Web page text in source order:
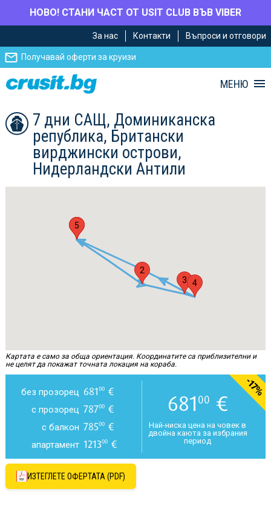
НОВО! СТАНИ ЧАСТ ОТ USIT CLUB ВЪВ VIBER
главното
съдържание
Навигацията
За нас Контакти Въпроси и отговори
Получавай оферти за круизи
МЕНЮ
7 дни САЩ, Доминиканска
република, Британски
вирджински острови,
Нидерландски Антили
1
2
3
4
5
Картата е само за обща ориентация. Координатите са приблизителни и
не целят да покажат точната локация на кораба.
без прозорец 68100€
с прозорец 78700€
с балкон 78500€
апартамент 121300€
681 00 €
Най-ниска цена на човек в
двойна каюта за избрания
период
-17%
ИЗТЕГЛЕТЕ ОФЕРТАТА (PDF)